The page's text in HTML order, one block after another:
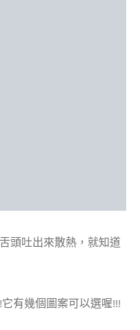
頭吐出來散熱，就知道
有幾個圖案可以選喔!!!